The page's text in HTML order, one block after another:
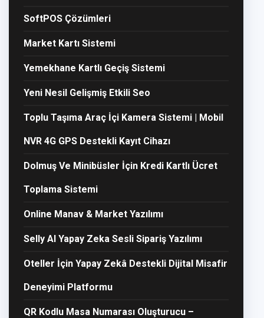
SoftPOS Çözümleri
Market Kartı Sistemi
Yemekhane Kartlı Geçiş Sistemi
Yeni Nesil Gelişmiş Etkili Seo
Toplu Taşıma Araç İçi Kamera Sistemi | Mobil
NVR 4G GPS Destekli Kayıt Cihazı
Dolmuş Ve Minibüsler İçin Kredi Kartlı Ücret
Toplama Sistemi
Online Manav & Market Yazılımı
Selly AI Yapay Zeka Sesli Sipariş Yazılımı
Oteller İçin Yapay Zekâ Destekli Dijital Misafir
Deneyimi Platformu
QR Kodlu Masa Numarası Oluşturucu –